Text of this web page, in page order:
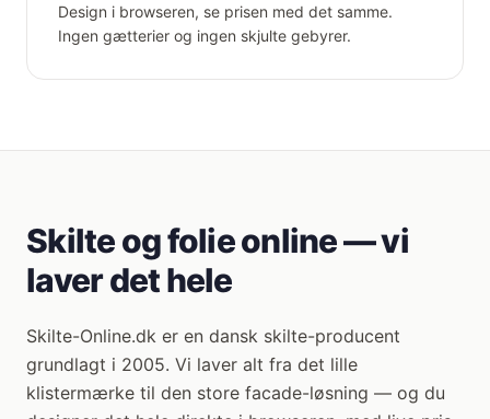
Design i browseren, se prisen med det samme.
Ingen gætterier og ingen skjulte gebyrer.
Skilte og folie online — vi
laver det hele
Skilte-Online.dk er en dansk skilte-producent
grundlagt i 2005. Vi laver alt fra det lille
klistermærke til den store facade-løsning — og du